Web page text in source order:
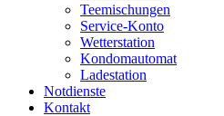
Teemischungen
Service-Konto
Wetterstation
Kondomautomat
Ladestation
Notdienste
Kontakt